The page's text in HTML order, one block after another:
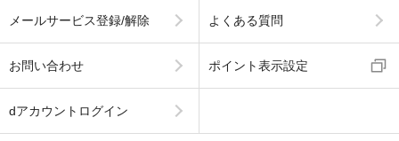
メールサービス登録/解除 よくある質問
お問い合わせ ポイント表示設定
dアカウントログイン